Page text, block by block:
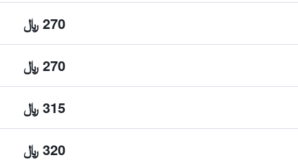
270 ﷼
270 ﷼
315 ﷼
320 ﷼